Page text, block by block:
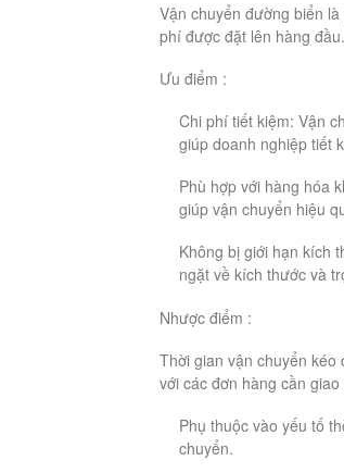
Vận chuyển đường biển
phí được đặt lên hàng đầu.
Ưu điểm :
Chi phí tiết kiệm: Vận
giúp doanh nghiệp tiết
Phù hợp với hàng hóa
giúp vận chuyển hiệu
Không bị giới hạn kích
ngặt về kích thước và
Nhược điểm :
Thời gian vận chuyển
với các đơn hàng cần giao
Phụ thuộc vào yếu tố
chuyển.